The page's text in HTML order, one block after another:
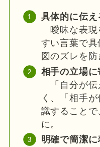
具体的に伝え
曖昧な表現
すい言葉で
図のズレを防
相手の立場に
「自分が伝
く、「相手
識することで
に。
明確で簡潔に